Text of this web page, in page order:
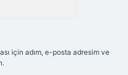
için adım, e-posta adresim ve